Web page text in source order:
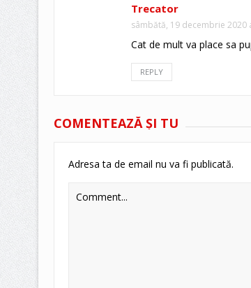
Trecator
sâmbătă, 19 decembrie 2020
Cat de mult va place sa
REPLY
COMENTEAZĂ ŞI TU
Adresa ta de email nu va fi publicată.